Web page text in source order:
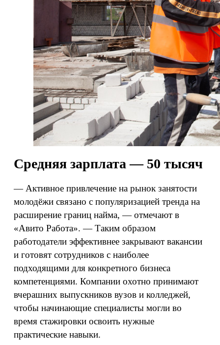
Средняя зарплата — 50 тысяч
— Активное привлечение на рынок занятости
молодёжи связано с популяризацией тренда на
расширение границ найма, — отмечают в
«Авито Работа». — Таким образом
работодатели эффективнее закрывают вакансии
и готовят сотрудников с наиболее
подходящими для конкретного бизнеса
компетенциями. Компании охотно принимают
вчерашних выпускников вузов и колледжей,
чтобы начинающие специалисты могли во
время стажировки освоить нужные
практические навыки.